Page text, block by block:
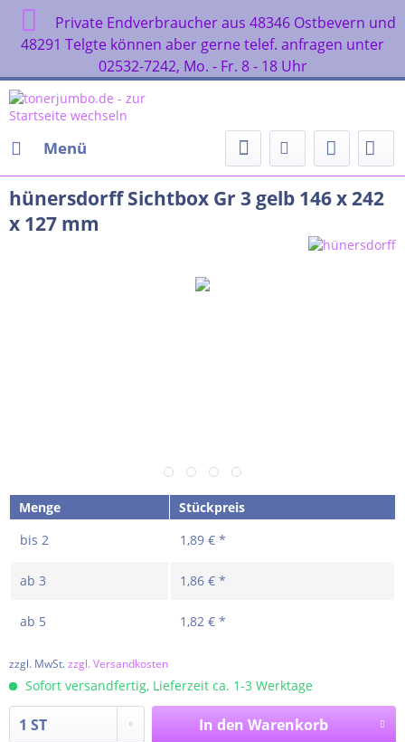
Private Endverbraucher aus 48346 Ostbevern und
48291 Telgte können aber gerne telef. anfragen unter
02532-7242, Mo. - Fr. 8 - 18 Uhr
Menü
hünersdorff Sichtbox Gr 3 gelb 146 x 242
x 127 mm
Menge
Stückpreis
bis 2 1,89 € *
ab 3 1,86 € *
ab 5 1,82 € *
zzgl. MwSt.zzgl. Versandkosten
Sofort versandfertig, Lieferzeit ca. 1-3 Werktage
In den Warenkorb